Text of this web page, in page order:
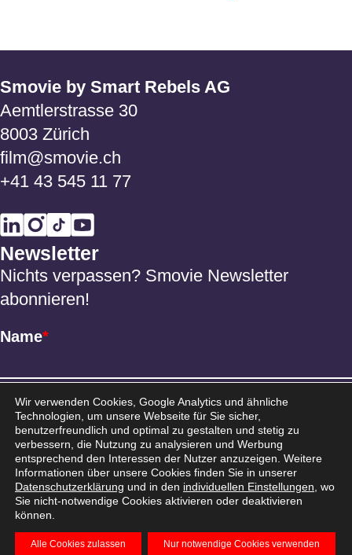
Smovie by Smart Rebels AG
Aemtlerstrasse 30
8003 Zürich
film@smovie.ch
+41 43 545 11 77
Newsletter
Nichts verpassen? Smovie Newsletter
abonnieren!
Name*
Email*
Wir verwenden Cookies, Google Analytics und ähnliche
Technologien, um unsere Webseite für Sie sicher,
benutzerfreundlich und optimal zu gestalten und stetig zu
verbessern, die Nutzung zu analysieren und Werbung
entsprechend den Interessen der Nutzer anzuzeigen. Weitere
Informationen über unsere Cookies finden Sie in unserer
Datenschutzerklärung und in den individuellen Einstellungen , wo
Sie nicht-notwendige Cookies aktivieren oder deaktivieren
können.
Alle Cookies zulassen Nur notwendige Cookies verwenden